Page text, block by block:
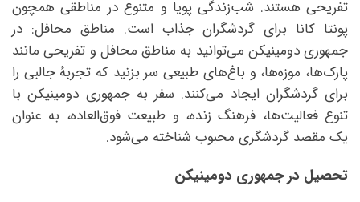
تفریحی هستند. شب‌زندگی پویا و متنوع در مناطقی همچون
پونتا کانا برای گردشگران جذاب است. مناطق محافل: در
جمهوری دومینیکن می‌توانید به مناطق محافل و تفریحی مانند
پارک‌ها، موزه‌ها، و باغ‌های طبیعی سر بزنید که تجربهٔ جالبی را
برای گردشگران ایجاد می‌کنند. سفر به جمهوری دومینیکن با
تنوع فعالیت‌ها، فرهنگ زنده، و طبیعت فوق‌العاده، به عنوان
یک مقصد گردشگری محبوب شناخته می‌شود.
تحصیل در جمهوری دومینیکن